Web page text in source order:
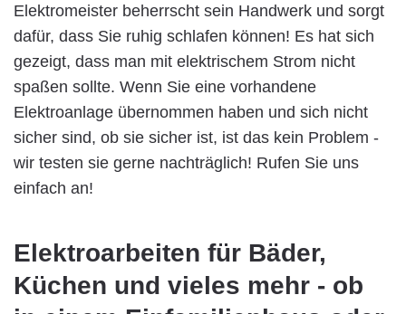
Elektromeister beherrscht sein Handwerk und sorgt
dafür, dass Sie ruhig schlafen können! Es hat sich
gezeigt, dass man mit elektrischem Strom nicht
spaßen sollte. Wenn Sie eine vorhandene
Elektroanlage übernommen haben und sich nicht
sicher sind, ob sie sicher ist, ist das kein Problem -
wir testen sie gerne nachträglich! Rufen Sie uns
einfach an!
Elektroarbeiten für Bäder,
Küchen und vieles mehr - ob